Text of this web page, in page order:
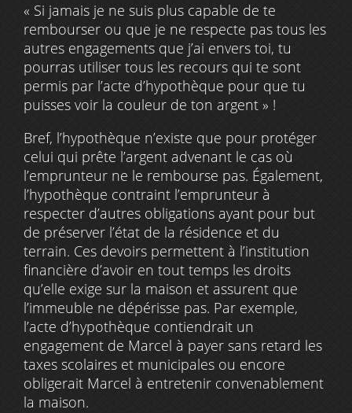
« Si jamais je ne suis plus capable de te
rembourser ou que je ne respecte pas tous les
autres engagements que j’ai envers toi, tu
pourras utiliser tous les recours qui te sont
permis par l’acte d’hypothèque pour que tu
puisses voir la couleur de ton argent » !
Bref, l’hypothèque n’existe que pour protéger
celui qui prête l’argent advenant le cas où
l’emprunteur ne le rembourse pas. Également,
l’hypothèque contraint l’emprunteur à
respecter d’autres obligations ayant pour but
de préserver l’état de la résidence et du
terrain. Ces devoirs permettent à l’institution
financière d’avoir en tout temps les droits
qu’elle exige sur la maison et assurent que
l’immeuble ne dépérisse pas. Par exemple,
l’acte d’hypothèque contiendrait un
engagement de Marcel à payer sans retard les
taxes scolaires et municipales ou encore
obligerait Marcel à entretenir convenablement
la maison.